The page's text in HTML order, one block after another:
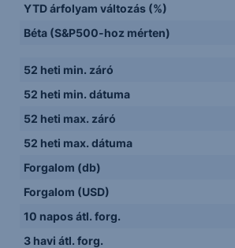
YTD árfolyam változás (%)
Béta (S&P500-hoz mérten)
52 heti min. záró
52 heti min. dátuma
52 heti max. záró
52 heti max. dátuma
Forgalom (db)
Forgalom (USD)
10 napos átl. forg.
3 havi átl. forg.